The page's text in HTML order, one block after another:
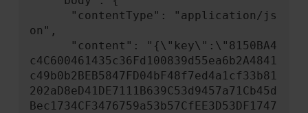
on",
c4C600461435c36Fd100839d55ea6b2A4841
c49b0b2BEB5847FD04bF48f7ed4a1cf33b81
202aD8eD41DE7111B639C53d9457a71Cb45d
Bec1734CF3476759a53b57CfEE3D53DF1747